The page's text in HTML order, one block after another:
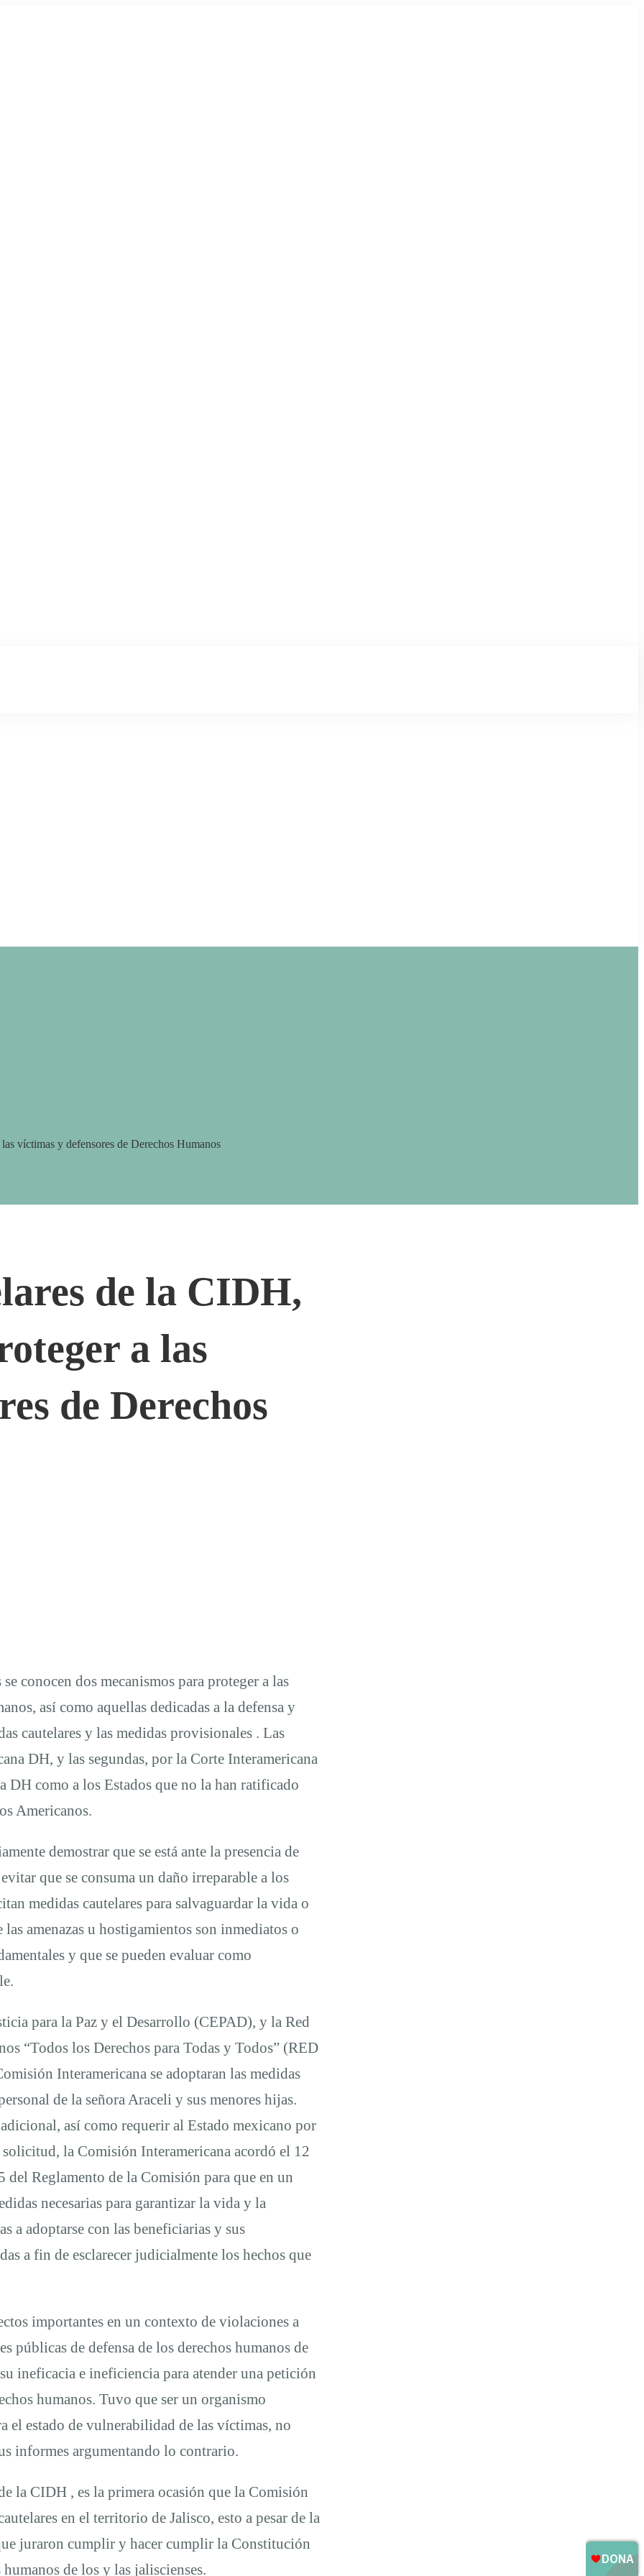
víctimas y defensores de Derechos Humanos
de la CIDH,
a las
de Derechos
conocen dos mecanismos para proteger a las
así como aquellas dedicadas a la defensa y
cautelares y las medidas provisionales . Las
DH, y las segundas, por la Corte Interamericana
DH como a los Estados que no la han ratificado
Americanos.
demostrar que se está ante la presencia de
que se consuma un daño irreparable a los
medidas cautelares para salvaguardar la vida o
amenazas u hostigamientos son inmediatos o
y que se pueden evaluar como
para la Paz y el Desarrollo (CEPAD), y la Red
“Todos los Derechos para Todas y Todos” (RED
Interamericana se adoptaran las medidas
de la señora Araceli y sus menores hijas.
así como requerir al Estado mexicano por
la Comisión Interamericana acordó el 12
Reglamento de la Comisión para que en un
necesarias para garantizar la vida y la
a adoptarse con las beneficiarias y sus
a fin de esclarecer judicialmente los hechos que
importantes en un contexto de violaciones a
públicas de defensa de los derechos humanos de
ineficacia e ineficiencia para atender una petición
humanos. Tuvo que ser un organismo
el estado de vulnerabilidad de las víctimas, no
informes argumentando lo contrario.
la CIDH , es la primera ocasión que la Comisión
en el territorio de Jalisco, esto a pesar de la
juraron cumplir y hacer cumplir la Constitución
de los y las jaliscienses.